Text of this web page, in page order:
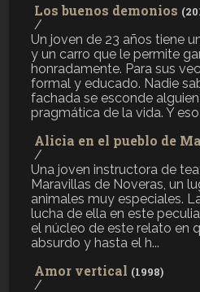
Los buenos demonios
/
Un joven de 23 años tiene
y un carro que le permite
honradamente. Para sus
formal y educado. Nadie
fachada se esconde
pragmática de la vida. Y eso
Alicia en el pueblo de
/
Una joven instructora de
Maravillas de Noveras, un
animales muy especiales.
lucha de ella en este
el núcleo de este relato en
absurdo y hasta el h...
Amor vertical (1998)
/